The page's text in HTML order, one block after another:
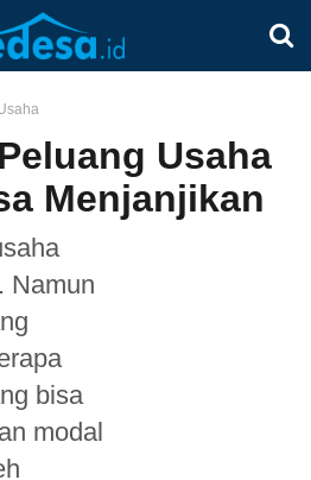
Usaha
Menjanjikan
Namun
bisa
modal